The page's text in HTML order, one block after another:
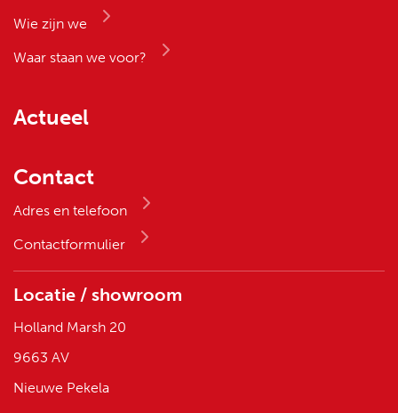
Wie zijn we
Waar staan we voor?
Actueel
Contact
Adres en telefoon
Contactformulier
Locatie / showroom
Holland Marsh 20
9663 AV
Nieuwe Pekela